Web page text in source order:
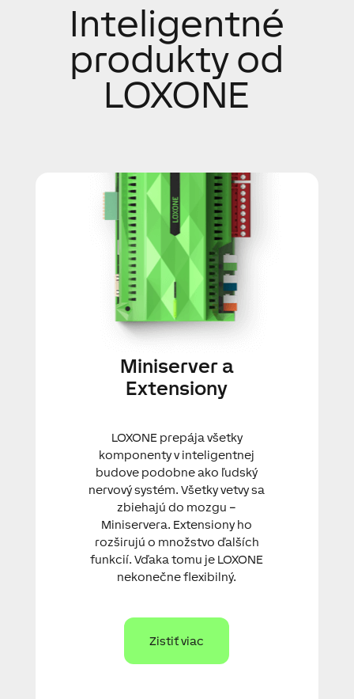
Inteligentné
produkty od
LOXONE
Miniserver a
Extensiony
LOXONE prepája všetky
komponenty v inteligentnej
budove podobne ako ľudský
nervový systém. Všetky vetvy sa
zbiehajú do mozgu –
Miniservera. Extensiony ho
rozširujú o množstvo ďalších
funkcií. Vďaka tomu je LOXONE
nekonečne flexibilný.
Zistiť viac